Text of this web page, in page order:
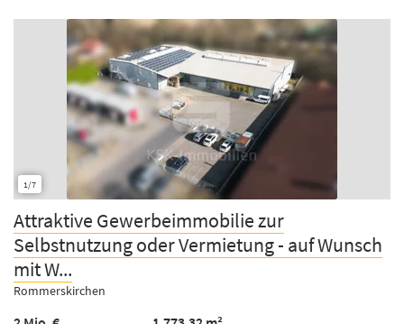
1/7
Attraktive Gewerbeimmobilie zur
Selbstnutzung oder Vermietung - auf Wunsch
mit W...
Rommerskirchen